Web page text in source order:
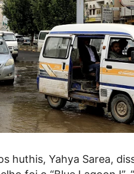
huthis, Yahya Sarea,